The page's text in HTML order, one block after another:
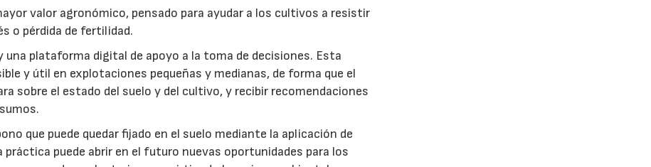
valor agronómico, pensado para ayudar a los cultivos a resistir
o pérdida de fertilidad.
plataforma digital de apoyo a la toma de decisiones. Esta
y útil en explotaciones pequeñas y medianas, de forma que el
sobre el estado del suelo y del cultivo, y recibir recomendaciones
que puede quedar fijado en el suelo mediante la aplicación de
puede abrir en el futuro nuevas oportunidades para los